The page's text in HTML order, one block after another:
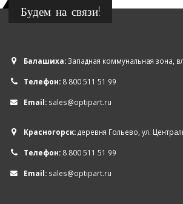
Будем на связи!
Балашиха:Западная коммунальная зона,
Телефон: 8 800 511 51 99
Email: sales@optipart.ru
Красногорск:деревня Гольево, ул.
Телефон: 8 800 511 51 99
Email: sales@optipart.ru